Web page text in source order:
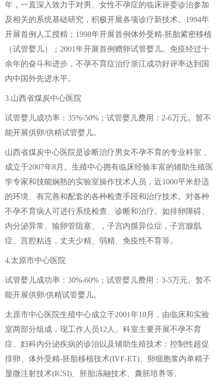
年，一直深入致力于对男、女性不孕症的临床评委诊治参加
及相关的系统基础研究，积极开展各项诊疗新技术。1994年
开展首例人工授精；1998年开展首例体外受精-胚胎紧密移植
（试管婴儿）；2001年开展首例赠卵试管婴儿。免疫经过十
余年的奋斗和进步，不孕不育症治疗浙江成功好评率达到国
内中国外先进水平。
3.山西省煤炭中心医院
试管婴儿成功率：35%-50%；试管婴儿费用：2-6万元。暂不
能开展供卵/供精试管婴儿。
山西省煤炭中心医院是诊断治疗男女不孕不育的专业科室，
成立于2007年8月。生殖中心拥有临床经验丰富的辅助生殖医
学专家和技能娴熟的实验室操作技术人员，近1000平米舒适
的环境、有完善和配套的各种检查手段和治疗技术。对各种
不孕不育病人可进行系统检查、诊断和治疗。如排卵障碍、
内分泌异常、输卵管阻塞、，子宫内膜异位症，子宫腺肌
症、宫腔粘连，丈夫少精、弱精、免疫性不育等。
4.太原市中心医院
试管婴儿成功率：30%-60%；试管婴儿费用：3-5万元。暂不
能开展供卵/供精试管婴儿。
太原市中心医院生殖中心成立于2001年10月，由临床和实验
室两部分组成，现工作人员12人。科室主要开展不孕不育
症、妇科内分泌疾病的诊治以及辅助生殖技术：控制性超促
排卵、体外受精-胚胎移植技术(IVF-ET)、卵细胞浆内单精子
显微注射技术(ICSI)、胚胎冻融技术、囊胚培养等。